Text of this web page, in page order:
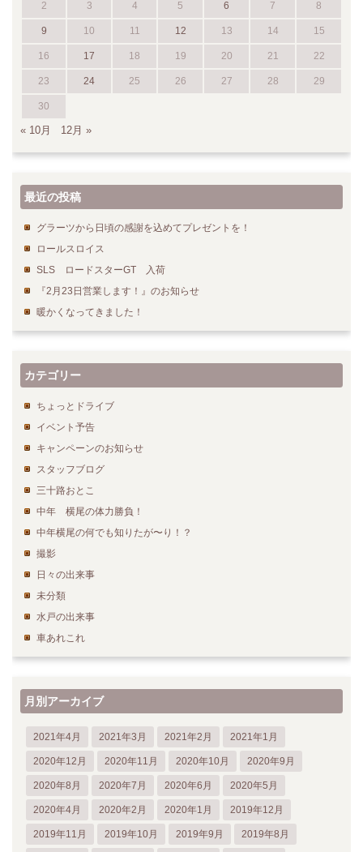
2 3 4 5 6 7 8
9 10 11 12 13 14 15
16 17 18 19 20 21 22
23 24 25 26 27 28 29
30
« 10月 12月 »
最近の投稿
グラーツから日頃の感謝を込めてプレゼントを！
ロールスロイス
SLS ロードスターGT 入荷
『2月23日営業します！』のお知らせ
暖かくなってきました！
カテゴリー
ちょっとドライブ
イベント予告
キャンペーンのお知らせ
スタッフブログ
三十路おとこ
中年 横尾の体力勝負！
中年横尾の何でも知りたが〜り！？
撮影
日々の出来事
未分類
水戸の出来事
車あれこれ
月別アーカイブ
2021年4月 2021年3月 2021年2月 2021年1月
2020年12月 2020年11月 2020年10月 2020年9月
2020年8月 2020年7月 2020年6月 2020年5月
2020年4月 2020年2月 2020年1月 2019年12月
2019年11月 2019年10月 2019年9月 2019年8月